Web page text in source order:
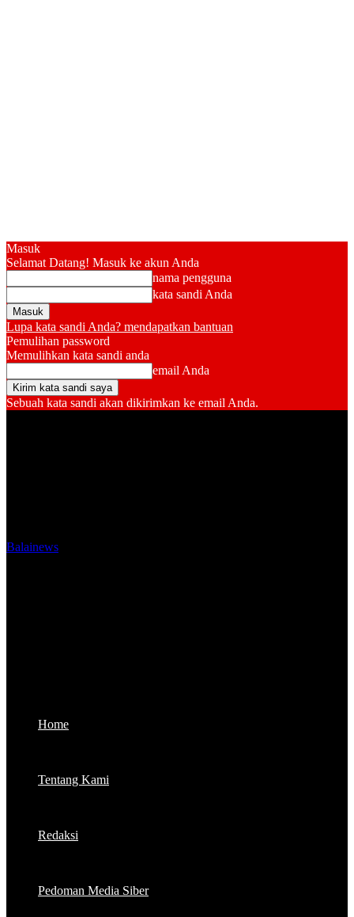
Masuk
Selamat Datang! Masuk ke akun Anda
nama pengguna
kata sandi Anda
Lupa kata sandi Anda? mendapatkan bantuan
Pemulihan password
Memulihkan kata sandi anda
email Anda
Sebuah kata sandi akan dikirimkan ke email Anda.
Balainews
Home
Tentang Kami
Redaksi
Pedoman Media Siber